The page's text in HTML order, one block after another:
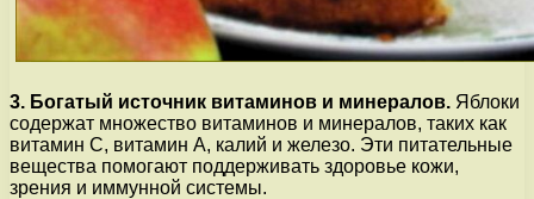
3. Богатый источник витаминов и минералов. Яблоки
содержат множество витаминов и минералов, таких как
витамин C, витамин A, калий и железо. Эти питательные
вещества помогают поддерживать здоровье кожи,
зрения и иммунной системы.